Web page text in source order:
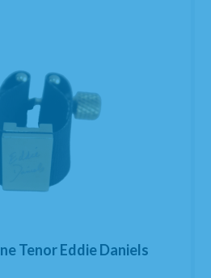
Tenor Eddie Daniels